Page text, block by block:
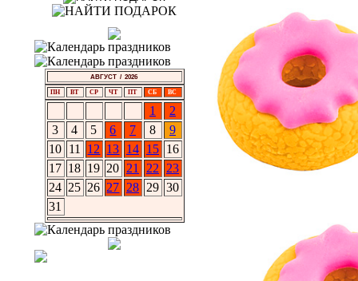
АВГУСТ / 2026
ПН ВТ СР ЧТ ПТ СБ ВС
1
2
3
4 5 6 7 8
9
10 11 12 13 14 15 16
17 18 19 20 21 22
23
24 25 26 27 28 29 30
31